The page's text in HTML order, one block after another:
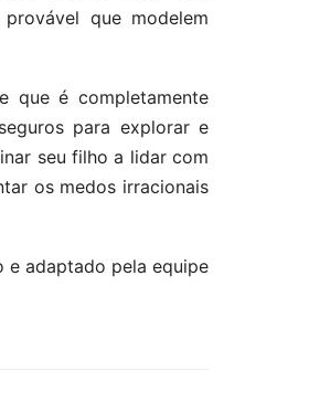
que modelem
que é completamente
para explorar e
seu filho a lidar com
os medos irracionais
e adaptado pela equipe